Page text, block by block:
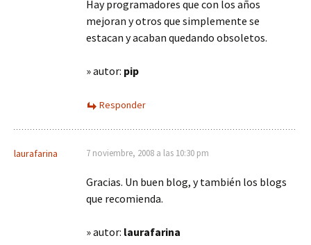
Hay programadores que con los años
mejoran y otros que simplemente se
estacan y acaban quedando obsoletos.
» autor: pip
Responder
laurafarina 7 noviembre, 2008 a las 10:30 pm
Gracias. Un buen blog, y también los blogs
que recomienda.
» autor: laurafarina